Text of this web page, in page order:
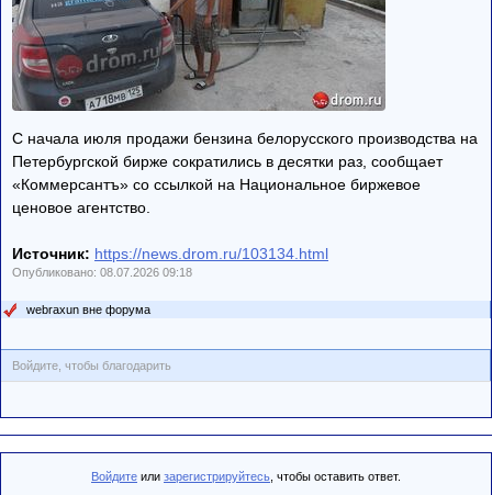
C начала июля продажи бензина белорусского производства на
Петербургской бирже сократились в десятки раз, сообщает
«Коммерсантъ» со ссылкой на Национальное биржевое
ценовое агентство.
Источник: https://news.drom.ru/103134.html
Опубликовано: 08.07.2026 09:18
webraxun вне форума
Войдите, чтобы благодарить
Войдите или зарегистрируйтесь , чтобы оставить ответ.